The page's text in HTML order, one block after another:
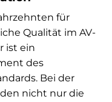
für
Qualität im AV-
ist ein
des
Bei der
nicht nur die